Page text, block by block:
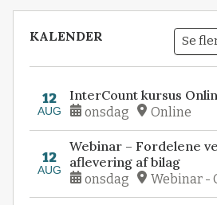
KALENDER Se
12
AUG
InterCount kursus
onsdag Online
12
AUG
Webinar – Fordelene
aflevering af bilag
onsdag Webinar -